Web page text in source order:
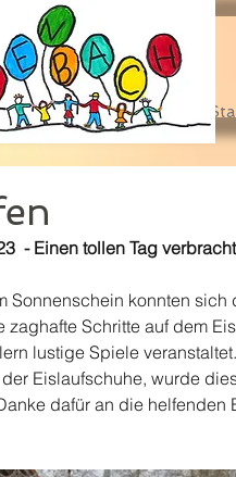
- Einen tollen Tag
Sonnenschein konnten
zaghafte Schritte auf dem
lustige Spiele
Eislaufschuhe, wurde
dafür an die helfenden